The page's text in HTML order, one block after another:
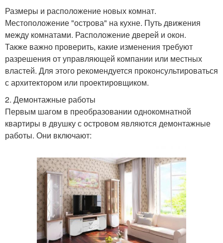
Размеры и расположение новых комнат.
Местоположение "острова" на кухне. Путь движения
между комнатами. Расположение дверей и окон.
Также важно проверить, какие изменения требуют
разрешения от управляющей компании или местных
властей. Для этого рекомендуется проконсультироваться
с архитектором или проектировщиком.
2. Демонтажные работы
Первым шагом в преобразовании однокомнатной
квартиры в двушку с островом являются демонтажные
работы. Они включают: